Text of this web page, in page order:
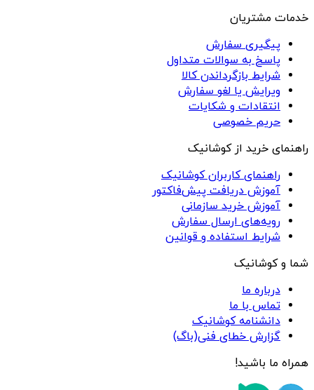
خدمات مشتریان
پیگیری سفارش
پاسخ به سوالات متداول
شرایط بازگرداندن کالا
ویرایش یا لغو سفارش
انتقادات و شکایات
حریم خصوصی
راهنمای خرید از کوشانیک
راهنمای کاربران کوشانیک
آموزش دریافت پیش‌فاکتور
آموزش خرید سازمانی
رویه‌های ارسال سفارش
شرایط استفاده و قوانین
شما و کوشانیک
درباره ما
تماس با ما
دانشنامه کوشانیک
گزارش خطای فنی(باگ)
همراه ما باشید!